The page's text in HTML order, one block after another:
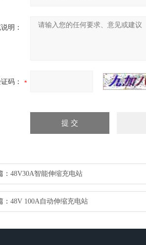
明：
码：
： 48V30A智能伸缩充电站
： 48V 100A自动伸缩充电站